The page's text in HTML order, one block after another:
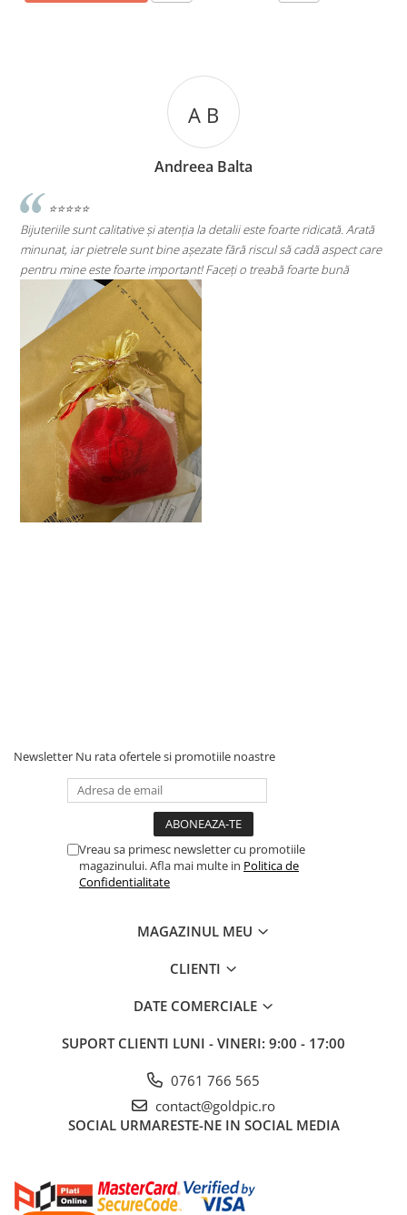
ridicată. Arată
să cadă aspect care
foarte bună
⭐⭐⭐⭐⭐
Super mulțumită!! Sunt superbi cerceii!!!
Newsletter Nu rata ofertele si promotiile noastre
Vreau sa primesc newsletter cu promotiile
magazinului. Afla mai multe in Politica de
Confidentialitate
MAGAZINUL MEU
CLIENTI
DATE COMERCIALE
SUPORT CLIENTI LUNI - VINERI: 9:00 - 17:00
0761 766 565
contact@goldpic.ro
SOCIAL URMARESTE-NE IN SOCIAL MEDIA